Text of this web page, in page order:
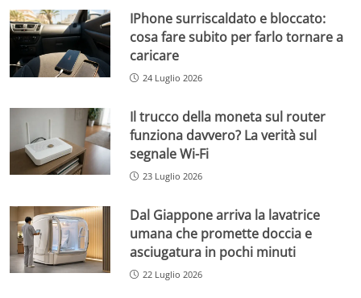
IPhone surriscaldato e bloccato:
cosa fare subito per farlo tornare a
caricare
24 Luglio 2026
Il trucco della moneta sul router
funziona davvero? La verità sul
segnale Wi-Fi
23 Luglio 2026
Dal Giappone arriva la lavatrice
umana che promette doccia e
asciugatura in pochi minuti
22 Luglio 2026